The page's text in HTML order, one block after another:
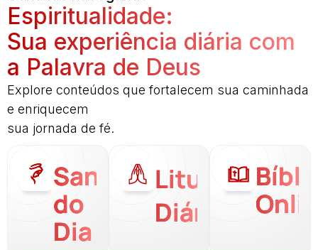
Espiritualidade:
Sua experiência diária com
a Palavra de Deus
Explore conteúdos que fortalecem sua caminhada
e enriquecem
sua jornada de fé.
Santo
do
Dia
Liturgia
Diária